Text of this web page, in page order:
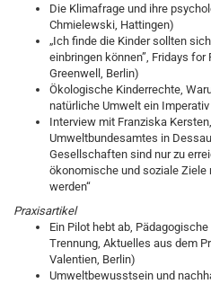
Die Klimafrage und ihre
Chmielewski, Hattingen)
„Ich finde die Kinder sollten
einbringen können”, Fridays
Greenwell, Berlin)
Ökologische Kinderrechte,
natürliche Umwelt ein
Interview mit Franziska
Umweltbundesamtes in
Gesellschaften sind nur zu
ökonomische und soziale
werden“
Praxisartikel
Ein Pilot hebt ab,
Trennung, Aktuelles aus dem
Valentien, Berlin)
Umweltbewusstsein und